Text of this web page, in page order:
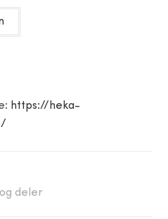
https://heka-
deler